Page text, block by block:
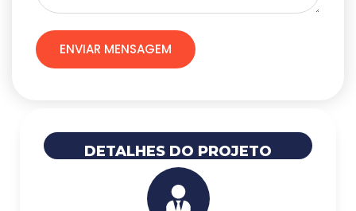
ENVIAR MENSAGEM
DETALHES DO PROJETO